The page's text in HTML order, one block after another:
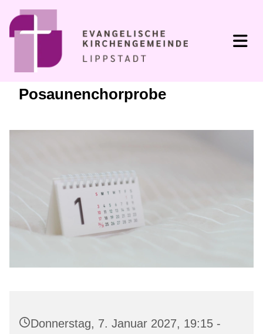
Posaunenchorprobe
Donnerstag, 7. Januar 2027, 19:15 -